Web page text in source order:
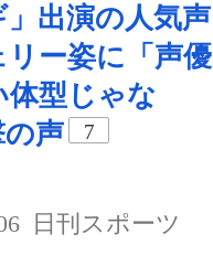
」出演の人気声
ー姿に「声優
型じゃな
声
7
日刊スポーツ